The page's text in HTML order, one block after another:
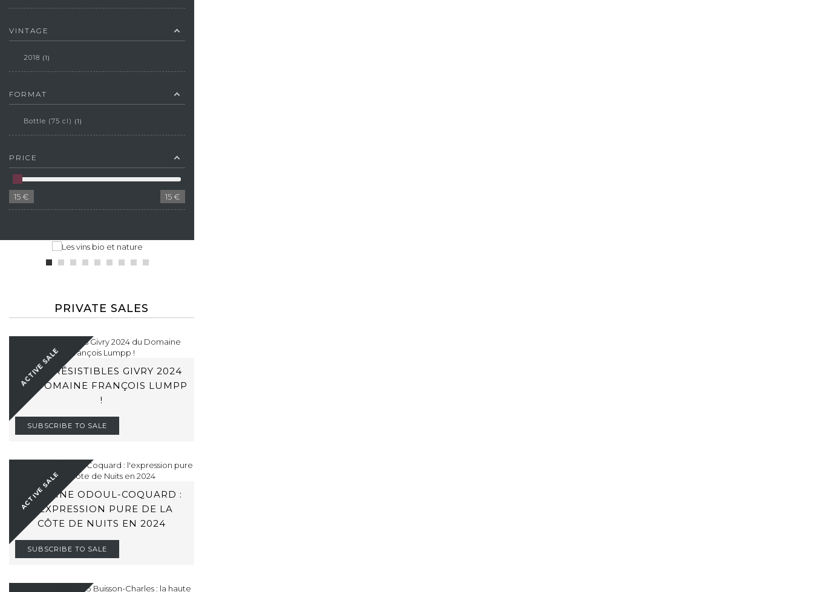
VINTAGE
2018 1
FORMAT
Bottle (75 cl) 1
PRICE
15 € 15 €
PRIVATE SALES
LES IRRÉSISTIBLES GIVRY 2024
DU DOMAINE FRANÇOIS LUMPP
!
SUBSCRIBE TO SALE
ACTIVE SALE
DOMAINE ODOUL-COQUARD :
L'EXPRESSION PURE DE LA
CÔTE DE NUITS EN 2024
SUBSCRIBE TO SALE
ACTIVE SALE